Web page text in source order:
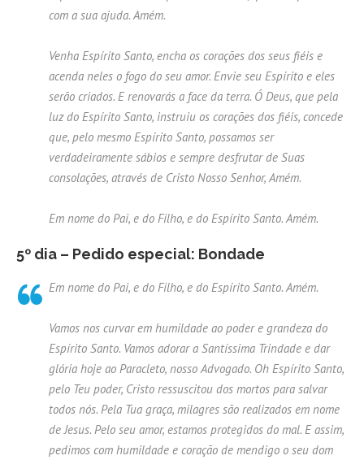
com a sua ajuda. Amém.
Venha Espírito Santo, encha os corações dos seus fiéis e
acenda neles o fogo do seu amor. Envie seu Espírito e eles
serão criados. E renovarás a face da terra. Ó Deus, que pela
luz do Espírito Santo, instruiu os corações dos fiéis, concede
que, pelo mesmo Espírito Santo, possamos ser
verdadeiramente sábios e sempre desfrutar de Suas
consolações, através de Cristo Nosso Senhor, Amém.
Em nome do Pai, e do Filho, e do Espírito Santo. Amém.
5º dia – Pedido especial: Bondade
Em nome do Pai, e do Filho, e do Espírito Santo. Amém.
Vamos nos curvar em humildade ao poder e grandeza do
Espírito Santo. Vamos adorar a Santíssima Trindade e dar
glória hoje ao Paracleto, nosso Advogado. Oh Espírito Santo,
pelo Teu poder, Cristo ressuscitou dos mortos para salvar
todos nós. Pela Tua graça, milagres são realizados em nome
de Jesus. Pelo seu amor, estamos protegidos do mal. E assim,
pedimos com humildade e coração de mendigo o seu dom